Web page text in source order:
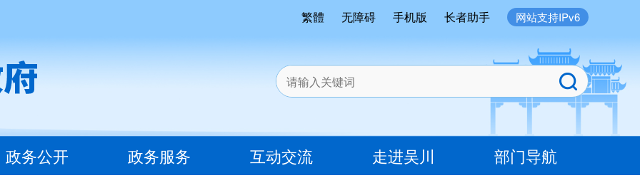
繁體 无障碍 手机版 长者助手 网站支持IPv6
政务公开 政务服务 互动交流 走进吴川 部门导航